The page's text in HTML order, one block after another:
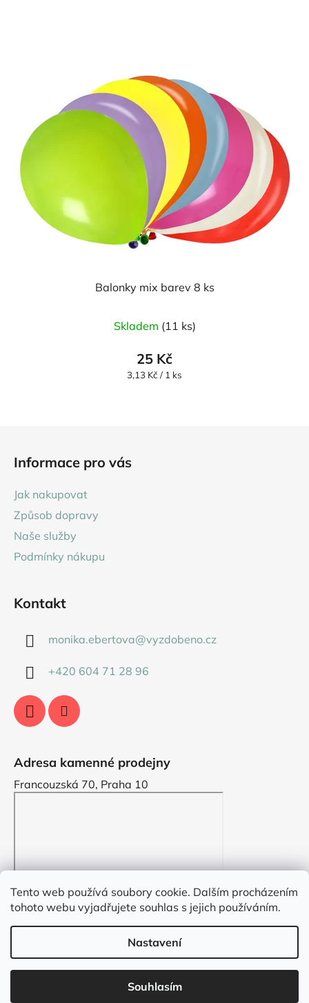
Tento web používá soubory cookie. Dalším procházením
tohoto webu vyjadřujete souhlas s jejich používáním.
Nastavení
Souhlasím
Balonky mix barev 8 ks
Skladem (11 ks)
25 Kč
Měrná
3,13 Kč / 1 ks
Informace pro vás
Jak nakupovat
Způsob dopravy
Naše služby
Podmínky nákupu
Kontakt
monika.ebertova@vyzdobeno.cz
+420 604 71 28 96
Adresa kamenné prodejny
Francouzská 70, Praha 10
VYZDOBENO.CZ